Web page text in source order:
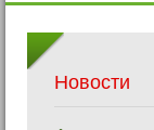
Новости